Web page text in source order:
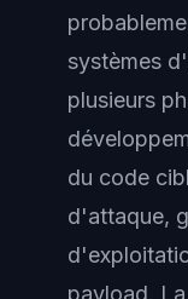
systèmes
plusieurs
du code
d'attaque,
payload.